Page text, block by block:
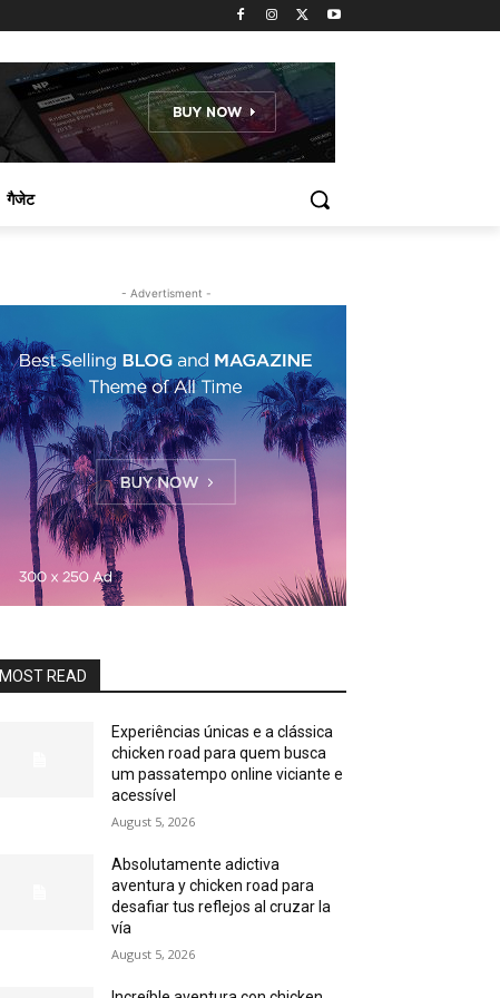
गैजेट
- Advertisment -
MOST READ
Experiências únicas e a clássica
chicken road para quem busca
um passatempo online viciante e
acessível
August 5, 2026
Absolutamente adictiva
aventura y chicken road para
desafiar tus reflejos al cruzar la
vía
August 5, 2026